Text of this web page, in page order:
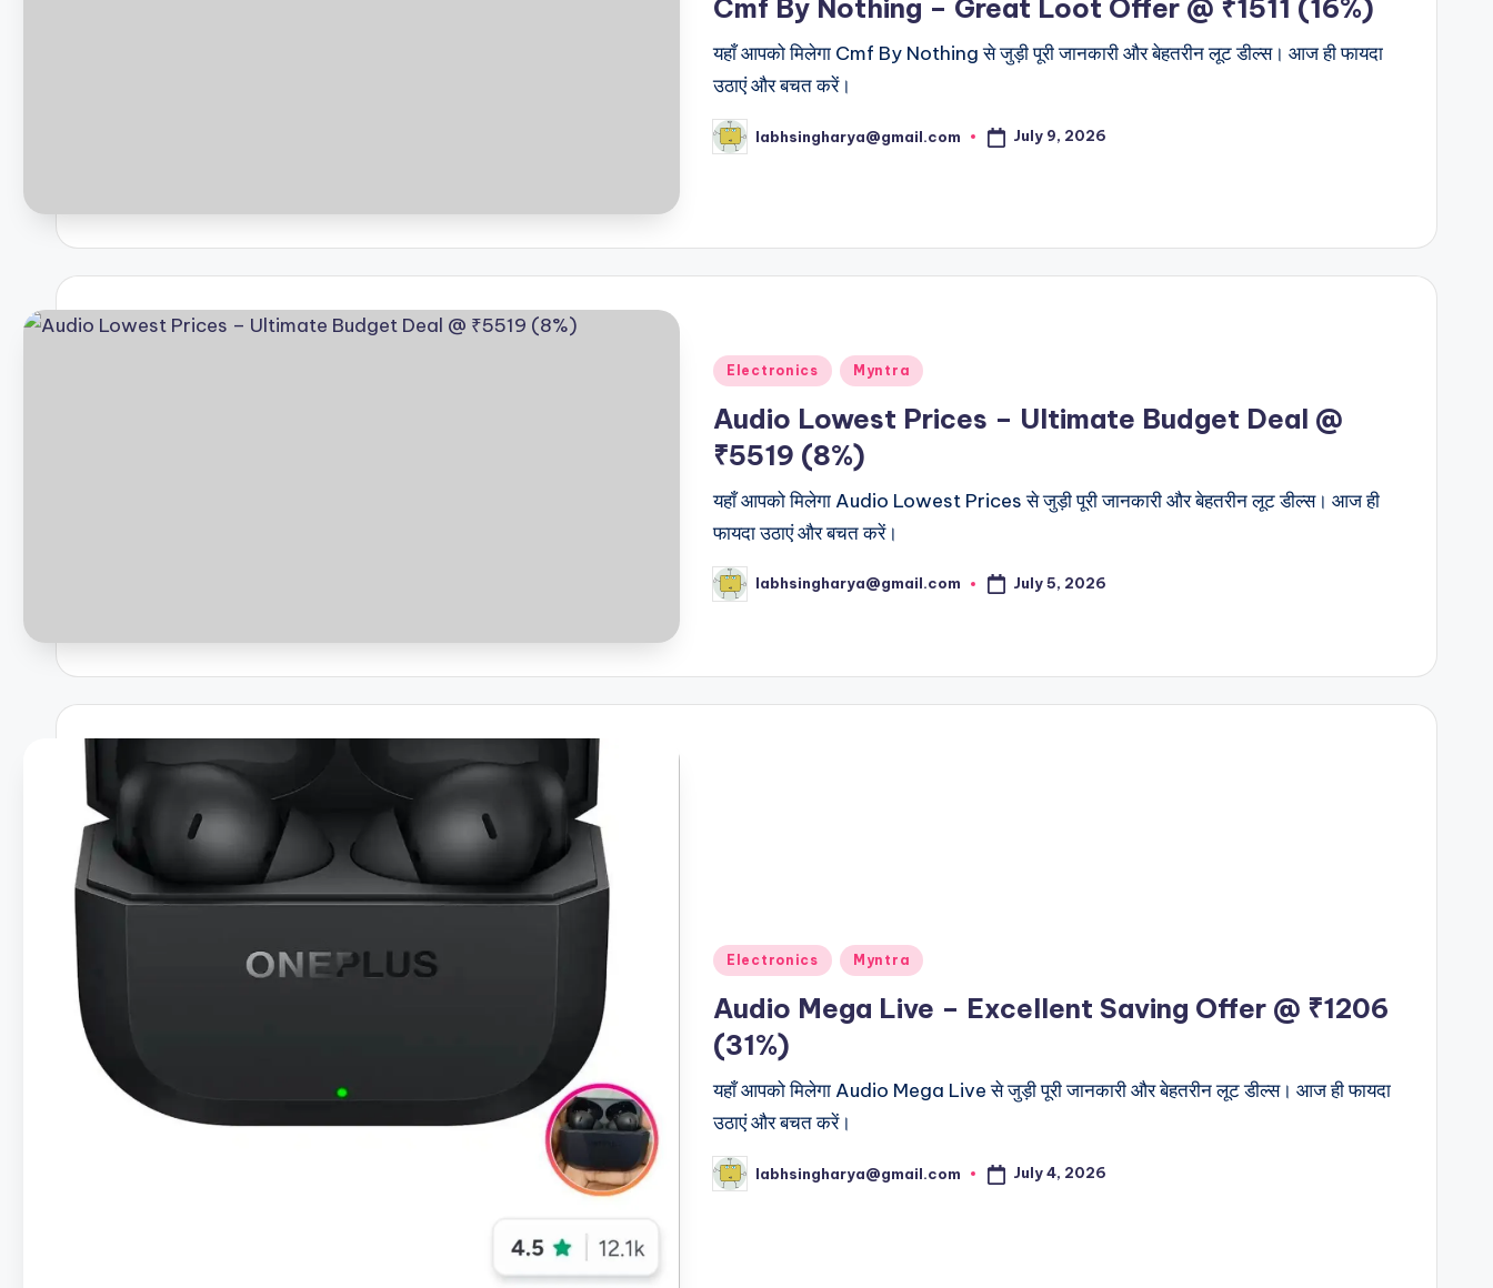
Cmf By Nothing – Great Loot Offer @ ₹1511 (16%)
यहाँ आपको मिलेगा Cmf By Nothing से जुड़ी पूरी जानकारी और बेहतरीन लूट डील्स। आज ही फायदा
उठाएं और बचत करें।
Posted
by
labhsingharya@gmail.com July 9, 2026
Posted
Electronics Myntra
Audio Lowest Prices – Ultimate Budget Deal @
₹5519 (8%)
यहाँ आपको मिलेगा Audio Lowest Prices से जुड़ी पूरी जानकारी और बेहतरीन लूट डील्स। आज ही
फायदा उठाएं और बचत करें।
Posted
by
labhsingharya@gmail.com July 5, 2026
Posted
Electronics Myntra
Audio Mega Live – Excellent Saving Offer @ ₹1206
(31%)
यहाँ आपको मिलेगा Audio Mega Live से जुड़ी पूरी जानकारी और बेहतरीन लूट डील्स। आज ही फायदा
उठाएं और बचत करें।
Posted
by
labhsingharya@gmail.com July 4, 2026